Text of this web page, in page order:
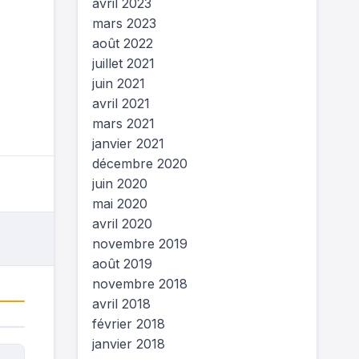
avril 2023
mars 2023
août 2022
juillet 2021
juin 2021
avril 2021
mars 2021
janvier 2021
décembre 2020
juin 2020
mai 2020
avril 2020
novembre 2019
août 2019
novembre 2018
avril 2018
février 2018
janvier 2018